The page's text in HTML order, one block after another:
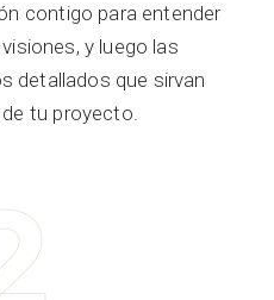
contigo para entender
y luego las
detallados que sirvan
tu proyecto.